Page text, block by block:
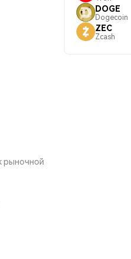
рыночной
DOGE
Dogecoin
ZEC
Zcash